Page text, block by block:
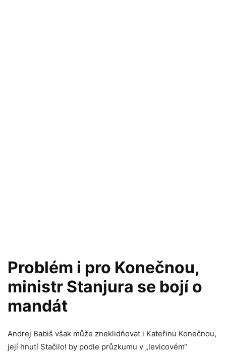
Problém i pro Konečnou,
ministr Stanjura se bojí o
mandát
Andrej Babiš však může zneklidňovat i Kateřinu Konečnou,
její hnutí Stačilo! by podle průzkumu v „levicovém“